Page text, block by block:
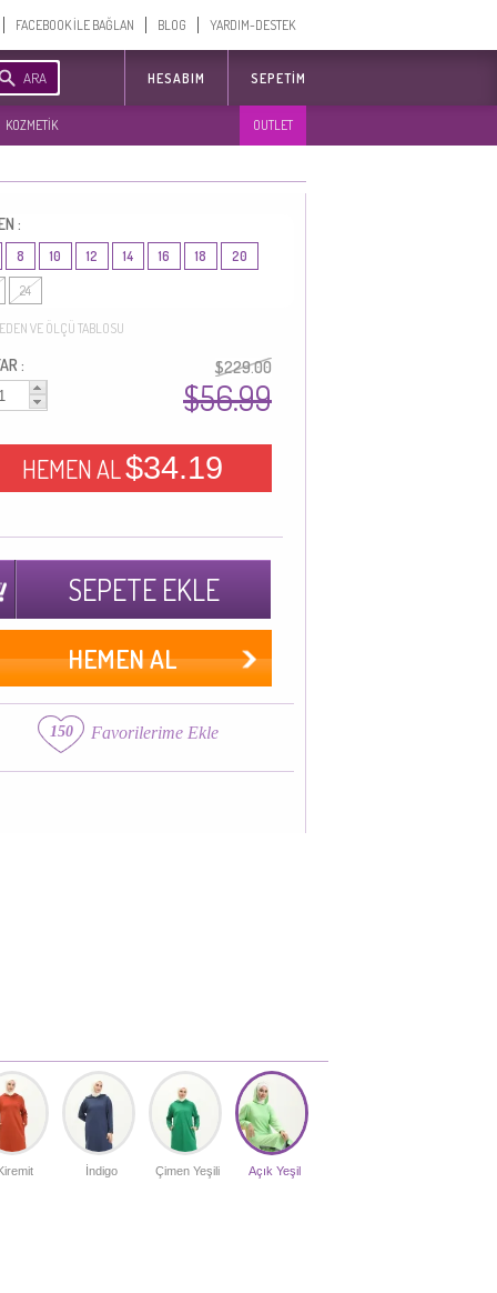
FACEBOOK İLE BAĞLAN BLOG YARDIM-DESTEK
ARA HESABIM SEPETIM
KOZMETİK OUTLET
:
8 10 12 14 16 18 20
24
VE ÖLÇÜ TABLOSU
: $229.00
$56.99
HEMEN AL$34.19
SEPETE EKLE
HEMEN AL
150 Favorilerime Ekle
İndigo Çimen Yeşili Açık Yeşil